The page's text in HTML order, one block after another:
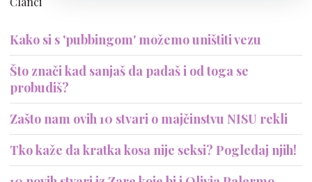
Kako si s 'pubbingom' možemo uništiti vezu
Što znači kad sanjaš da padaš i od toga se
probudiš?
Zašto nam ovih 10 stvari o majčinstvu NISU rekli
Tko kaže da kratka kosa nije seksi? Pogledaj njih!